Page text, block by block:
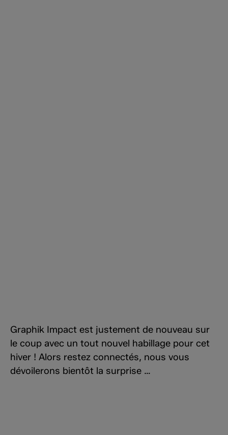
Graphik Impact est justement de nouveau sur
le coup avec un tout nouvel habillage pour cet
hiver ! Alors restez connectés, nous vous
dévoilerons bientôt la surprise …